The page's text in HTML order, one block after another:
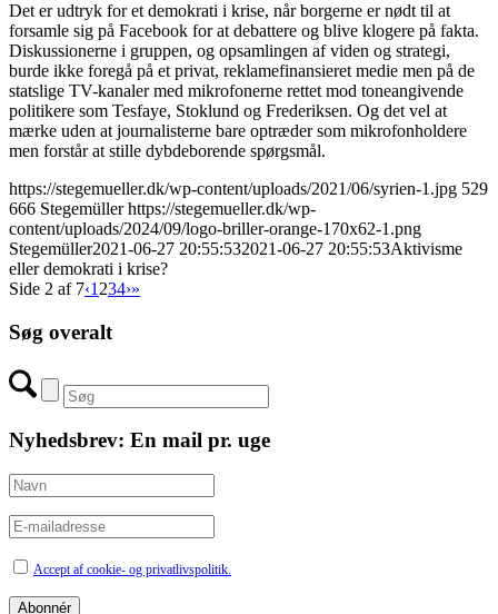
Det er udtryk for et demokrati i krise, når borgerne er nødt til at
forsamle sig på Facebook for at debattere og blive klogere på fakta.
Diskussionerne i gruppen, og opsamlingen af viden og strategi,
burde ikke foregå på et privat, reklamefinansieret medie men på de
statslige TV-kanaler med mikrofonerne rettet mod toneangivende
politikere som Tesfaye, Stoklund og Frederiksen. Og det vel at
mærke uden at journalisterne bare optræder som mikrofonholdere
men forstår at stille dybdeborende spørgsmål.
https://stegemueller.dk/wp-content/uploads/2021/06/syrien-1.jpg 529
666 Stegemüller https://stegemueller.dk/wp-
content/uploads/2024/09/logo-briller-orange-170x62-1.png
Stegemüller2021-06-27 20:55:532021-06-27 20:55:53Aktivisme
eller demokrati i krise?
Side 2 af 7‹1 234›»
Søg overalt
Nyhedsbrev: En mail pr. uge
Accept af cookie- og privatlivspolitik.